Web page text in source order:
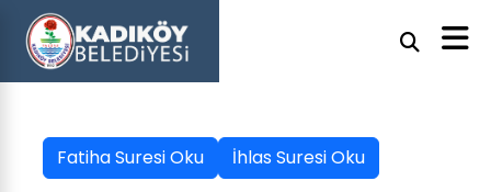
Fatiha Suresi Oku İhlas Suresi Oku